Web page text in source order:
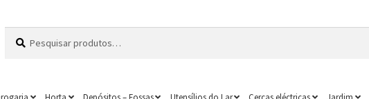
por:
Horta Depósitos – Fossas Utensílios do Lar Cercas eléctricas Jardim